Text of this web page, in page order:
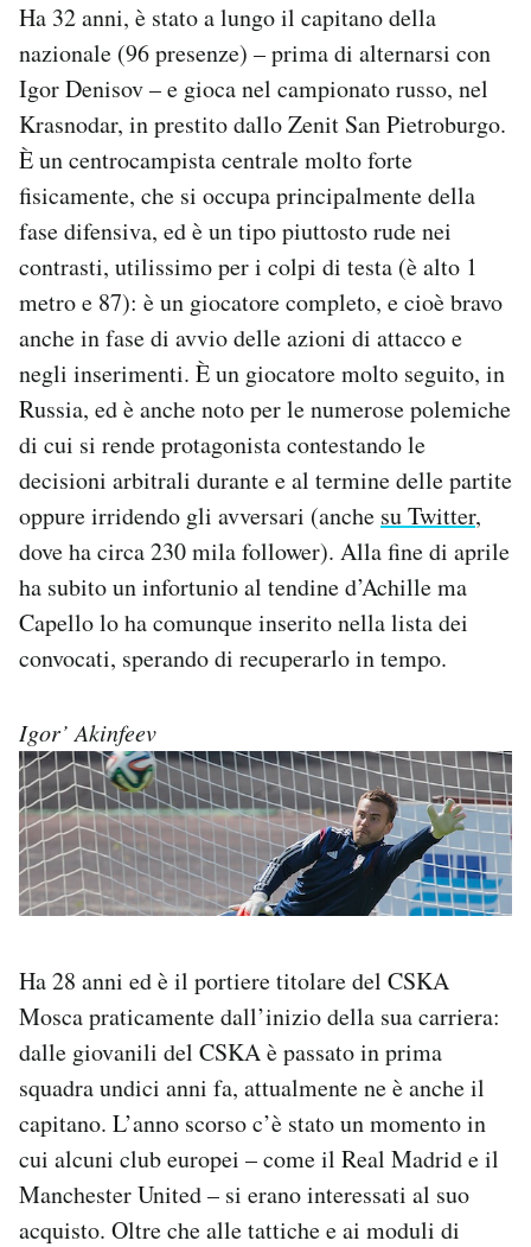
Ha 32 anni, è stato a lungo il capitano della
nazionale (96 presenze) – prima di alternarsi con
Igor Denisov – e gioca nel campionato russo, nel
Krasnodar, in prestito dallo Zenit San Pietroburgo.
È un centrocampista centrale molto forte
fisicamente, che si occupa principalmente della
fase difensiva, ed è un tipo piuttosto rude nei
contrasti, utilissimo per i colpi di testa (è alto 1
metro e 87): è un giocatore completo, e cioè bravo
anche in fase di avvio delle azioni di attacco e
negli inserimenti. È un giocatore molto seguito, in
Russia, ed è anche noto per le numerose polemiche
di cui si rende protagonista contestando le
decisioni arbitrali durante e al termine delle partite
oppure irridendo gli avversari (anche su Twitter,
dove ha circa 230 mila follower). Alla fine di aprile
ha subito un infortunio al tendine d’Achille ma
Capello lo ha comunque inserito nella lista dei
convocati, sperando di recuperarlo in tempo.
Igor’ Akinfeev
Ha 28 anni ed è il portiere titolare del CSKA
Mosca praticamente dall’inizio della sua carriera:
dalle giovanili del CSKA è passato in prima
squadra undici anni fa, attualmente ne è anche il
capitano. L’anno scorso c’è stato un momento in
cui alcuni club europei – come il Real Madrid e il
Manchester United – si erano interessati al suo
acquisto. Oltre che alle tattiche e ai moduli di